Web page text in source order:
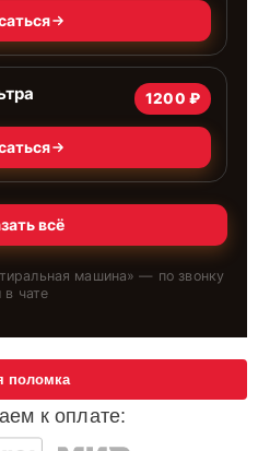
1200 ₽
всё
машина» — по звонку
в чате
к оплате:
поломка